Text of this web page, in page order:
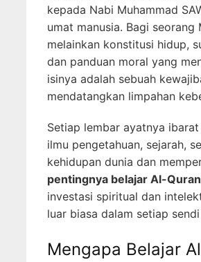
kepada Nabi Muhammad
umat manusia. Bagi
melainkan konstitusi hidup,
dan panduan moral yang
isinya adalah sebuah
mendatangkan limpahan
Setiap lembar ayatnya
ilmu pengetahuan, sejarah,
kehidupan dunia dan
pentingnya belajar Al-Quran
investasi spiritual dan
luar biasa dalam setiap
Mengapa Belajar